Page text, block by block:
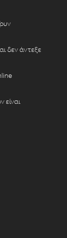
δεν άντεξε
είναι